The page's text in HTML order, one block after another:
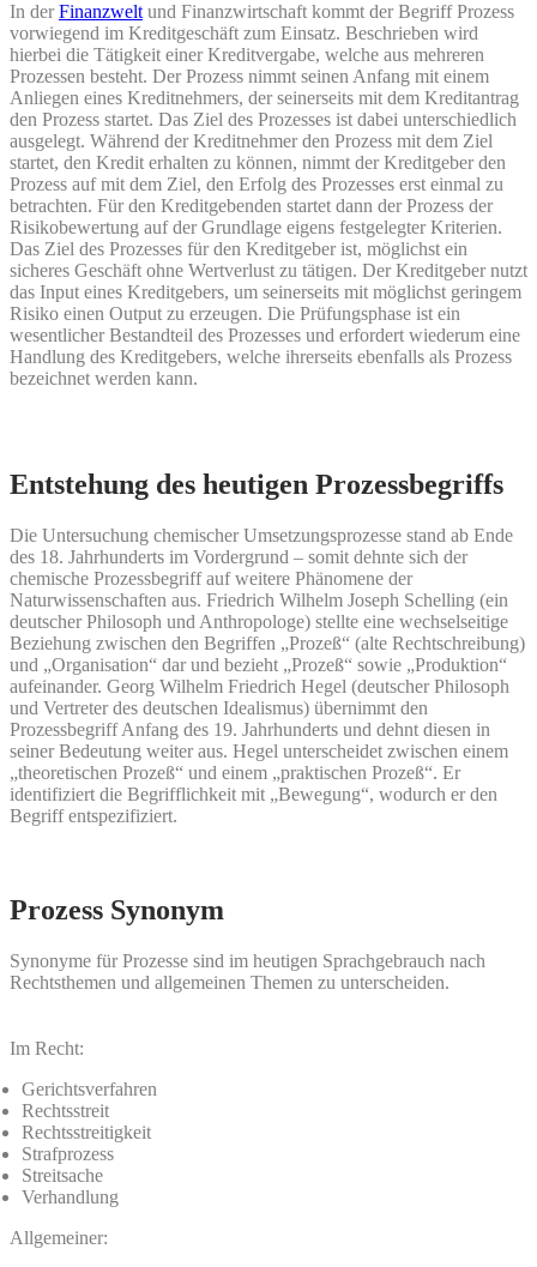
In derFinanzweltund Finanzwirtschaft kommt der Begriff Prozess
vorwiegend im Kreditgeschäft zum Einsatz. Beschrieben wird
hierbei die Tätigkeit einer Kreditvergabe, welche aus mehreren
Prozessen besteht. Der Prozess nimmt seinen Anfang mit einem
Anliegen eines Kreditnehmers, der seinerseits mit dem Kreditantrag
den Prozess startet. Das Ziel des Prozesses ist dabei unterschiedlich
ausgelegt. Während der Kreditnehmer den Prozess mit dem Ziel
startet, den Kredit erhalten zu können, nimmt der Kreditgeber den
Prozess auf mit dem Ziel, den Erfolg des Prozesses erst einmal zu
betrachten. Für den Kreditgebenden startet dann der Prozess der
Risikobewertung auf der Grundlage eigens festgelegter Kriterien.
Das Ziel des Prozesses für den Kreditgeber ist, möglichst ein
sicheres Geschäft ohne Wertverlust zu tätigen. Der Kreditgeber nutzt
das Input eines Kreditgebers, um seinerseits mit möglichst geringem
Risiko einen Output zu erzeugen. Die Prüfungsphase ist ein
wesentlicher Bestandteil des Prozesses und erfordert wiederum eine
Handlung des Kreditgebers, welche ihrerseits ebenfalls als Prozess
bezeichnet werden kann.
Entstehung des heutigen Prozessbegriffs
Die Untersuchung chemischer Umsetzungsprozesse stand ab Ende
des 18. Jahrhunderts im Vordergrund – somit dehnte sich der
chemische Prozessbegriff auf weitere Phänomene der
Naturwissenschaften aus. Friedrich Wilhelm Joseph Schelling (ein
deutscher Philosoph und Anthropologe) stellte eine wechselseitige
Beziehung zwischen den Begriffen „Prozeß“ (alte Rechtschreibung)
und „Organisation“ dar und bezieht „Prozeß“ sowie „Produktion“
aufeinander. Georg Wilhelm Friedrich Hegel (deutscher Philosoph
und Vertreter des deutschen Idealismus) übernimmt den
Prozessbegriff Anfang des 19. Jahrhunderts und dehnt diesen in
seiner Bedeutung weiter aus. Hegel unterscheidet zwischen einem
„theoretischen Prozeß“ und einem „praktischen Prozeß“. Er
identifiziert die Begrifflichkeit mit „Bewegung“, wodurch er den
Begriff entspezifiziert.
Prozess Synonym
Synonyme für Prozesse sind im heutigen Sprachgebrauch nach
Rechtsthemen und allgemeinen Themen zu unterscheiden.
Im Recht:
Gerichtsverfahren
Rechtsstreit
Rechtsstreitigkeit
Strafprozess
Streitsache
Verhandlung
Allgemeiner: